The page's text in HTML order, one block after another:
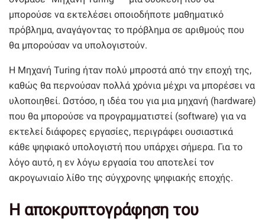
μπορούσε να εκτελέσει οποιοδήποτε μαθηματικό
πρόβλημα, αναγάγοντας το πρόβλημα σε αριθμούς που
θα μπορούσαν να υπολογιστούν.
Η Μηχανή Turing ήταν πολύ μπροστά από την εποχή της,
καθώς θα περνούσαν πολλά χρόνια μέχρι να μπορέσει να
υλοποιηθεί. Ωστόσο, η ιδέα του για μια μηχανή (hardware)
που θα μπορούσε να προγραμματιστεί (software) για να
εκτελεί διάφορες εργασίες, περιγράφει ουσιαστικά
κάθε ψηφιακό υπολογιστή που υπάρχει σήμερα. Για το
λόγο αυτό, η εν λόγω εργασία του αποτελεί τον
ακρογωνιαίο λίθο της σύγχρονης ψηφιακής εποχής.
Η αποκρυπτογράφηση του